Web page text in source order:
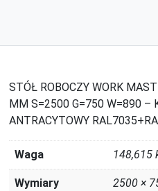
STÓŁ ROBOCZY WORK
MM S=2500 G=750 W=890 –
ANTRACYTOWY
Waga 148,615
Wymiary 2500 ×